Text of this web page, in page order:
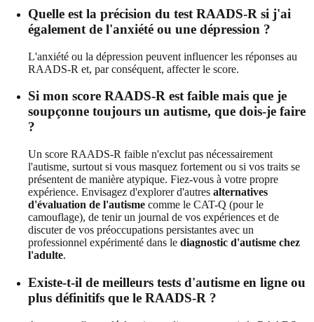
Quelle est la précision du test RAADS-R si j'ai
également de l'anxiété ou une dépression ?
L'anxiété ou la dépression peuvent influencer les réponses au
RAADS-R et, par conséquent, affecter le score.
Si mon score RAADS-R est faible mais que je
soupçonne toujours un autisme, que dois-je faire
?
Un score RAADS-R faible n'exclut pas nécessairement
l'autisme, surtout si vous masquez fortement ou si vos traits se
présentent de manière atypique. Fiez-vous à votre propre
expérience. Envisagez d'explorer d'autres alternatives
d'évaluation de l'autisme comme le CAT-Q (pour le
camouflage), de tenir un journal de vos expériences et de
discuter de vos préoccupations persistantes avec un
professionnel expérimenté dans le diagnostic d'autisme chez
l'adulte.
Existe-t-il de meilleurs tests d'autisme en ligne ou
plus définitifs que le RAADS-R ?